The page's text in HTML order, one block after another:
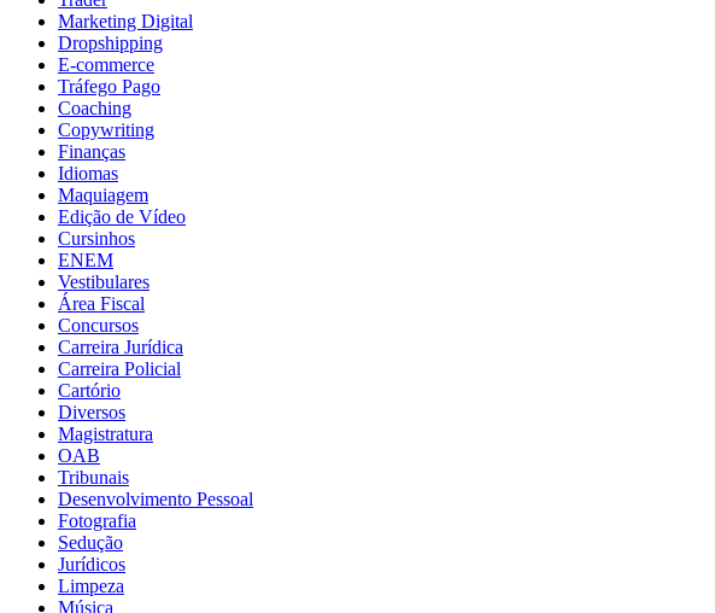
Marketing Digital
Dropshipping
E-commerce
Tráfego Pago
Coaching
Copywriting
Finanças
Idiomas
Maquiagem
Edição de Vídeo
Cursinhos
ENEM
Vestibulares
Área Fiscal
Concursos
Carreira Jurídica
Carreira Policial
Cartório
Diversos
Magistratura
OAB
Tribunais
Desenvolvimento Pessoal
Fotografia
Sedução
Jurídicos
Limpeza
Música